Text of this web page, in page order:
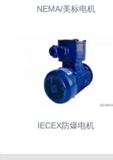
NEMA/美标电机
IECEX防爆电机